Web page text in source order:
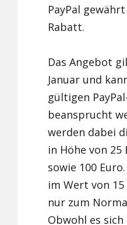
PayPal
Rabatt.
Das Angebot
Januar und
gültigen
beansprucht
werden dabei
in Höhe von 25
sowie 100
im Wert von
nur zum
Obwohl es